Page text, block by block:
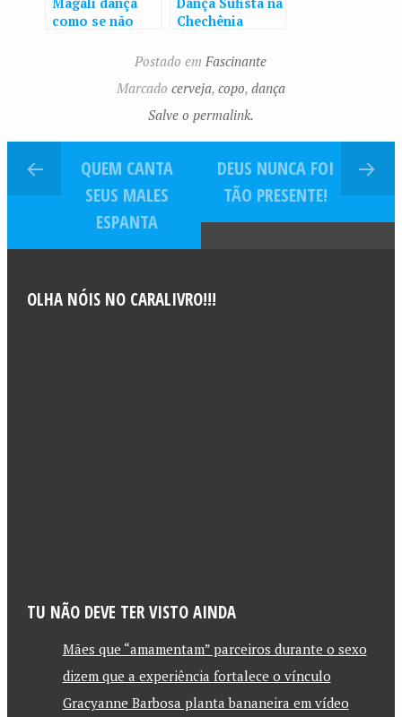
como se não
amanhã no Rio
Chechênia
Postado emFascinante
Marcado cerveja, copo, dança
Salve o permalink.
QUEM CANTA
SEUS MALES
ESPANTA
DEUS NUNCA FOI
TÃO PRESENTE!
OLHA NÓIS NO CARALIVRO!!!
TU NÃO DEVE TER VISTO AINDA
Mães que “amamentam” parceiros durante o sexo
dizem que a experiência fortalece o vínculo
Gracyanne Barbosa planta bananeira em vídeo